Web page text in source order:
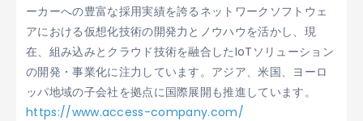
ーカーへの豊富な採用実績を誇るネットワークソフトウェ
アにおける仮想化技術の開発力とノウハウを活かし、現
在、組み込みとクラウド技術を融合したIoTソリューション
の開発・事業化に注力しています。アジア、米国、ヨーロ
ッパ地域の子会社を拠点に国際展開も推進しています。
https://www.access-company.com/